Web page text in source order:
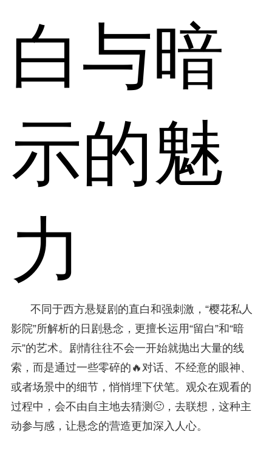
白与暗
示的魅
力
不同于西方悬疑剧的直白和强刺激，“樱花私人
影院”所解析的日剧悬念，更擅长运用“留白”和“暗
示”的艺术。剧情往往不会一开始就抛出大量的线
索，而是通过一些零碎的🔥对话、不经意的眼神、
或者场景中的细节，悄悄埋下伏笔。观众在观看的
过程中，会不由自主地去猜测🙂，去联想，这种主
动参与感，让悬念的营造更加深入人心。